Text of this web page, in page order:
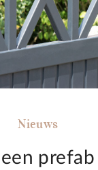
Nieuws